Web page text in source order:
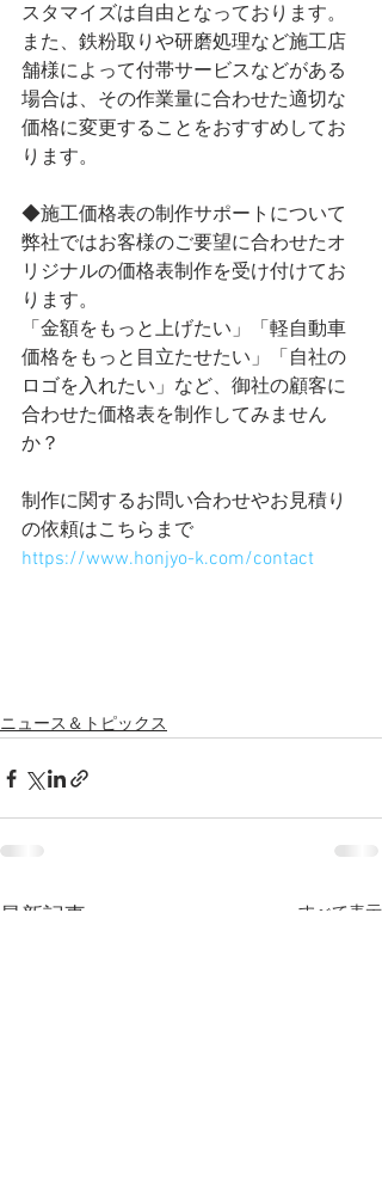
スタマイズは自由となっております。
また、鉄粉取りや研磨処理など施工店
舗様によって付帯サービスなどがある
場合は、その作業量に合わせた適切な
価格に変更することをおすすめしてお
ります。
◆施工価格表の制作サポートについて
弊社ではお客様のご要望に合わせたオ
リジナルの価格表制作を受け付けてお
ります。
「金額をもっと上げたい」「軽自動車
価格をもっと目立たせたい」「自社の
ロゴを入れたい」など、御社の顧客に
合わせた価格表を制作してみません
か？
制作に関するお問い合わせやお見積り
の依頼はこちらまで
https://www.honjyo-k.com/contact
ニュース＆トピックス
最新記事 すべて表示